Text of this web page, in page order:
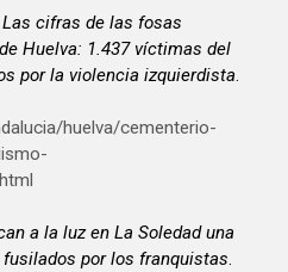
Las cifras de las fosas
Huelva: 1.437 víctimas del
por la violencia izquierdista.
huelva/cementerio-
a la luz en La Soledad una
fusilados por los franquistas.